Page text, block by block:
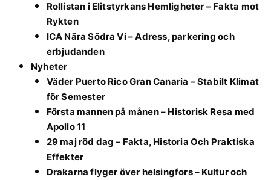
Rollistan i Elitstyrkans Hemligheter – Fakta mot
Rykten
ICA Nära Södra Vi – Adress, parkering och
erbjudanden
Nyheter
Väder Puerto Rico Gran Canaria – Stabilt Klimat
för Semester
Första mannen på månen – Historisk Resa med
Apollo 11
29 maj röd dag – Fakta, Historia Och Praktiska
Effekter
Drakarna flyger över helsingfors – Kultur och